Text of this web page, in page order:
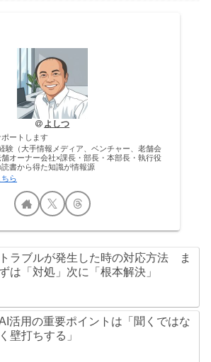
よしつ
ートします
験（大手情報メディア、ベンチャー、老舗会
オーナー会社×課長・部長・本部長・執行役
書から得た知識が情報源
ら
トラブルが発生した時の対応方法 ま
は「対処」次に「根本解決」
活用の重要ポイントは「聞くではな
く壁打ちする」